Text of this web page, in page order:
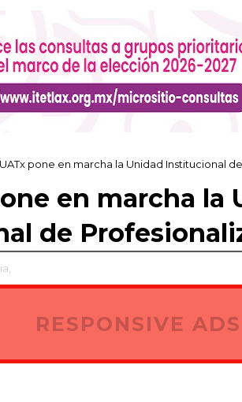
pone en marcha la Unidad Institucional
en marcha la
de
RESPONSIVE